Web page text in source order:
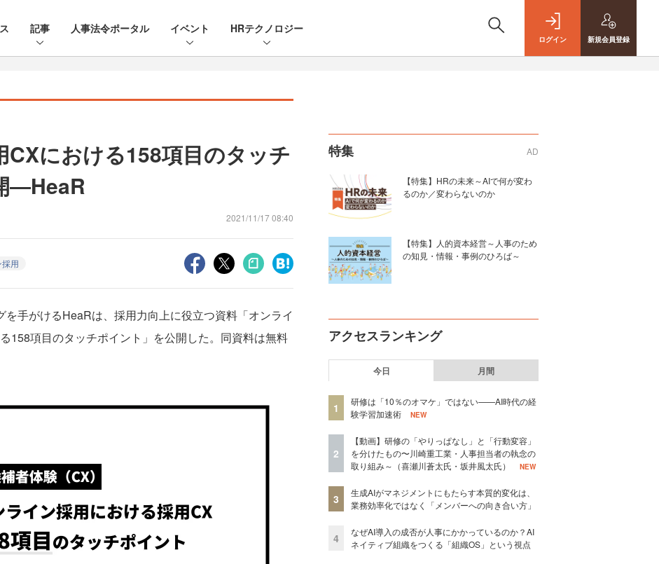
記事 人事法令ポータル イベント HRテクノロジー
ログイン 新規会員登録
CXにおける158項目のタッチ
―HeaR
2021/11/17 08:40
用
手がけるHeaRは、採用力向上に役立つ資料「オンライ
158項目のタッチポイント」を公開した。同資料は無料
特集 AD
【特集】HRの未来～AIで何が変わ
るのか／変わらないのか
【特集】人的資本経営～人事のため
の知見・情報・事例のひろば～
アクセスランキング
今日 月間
1
研修は「10％のオマケ」ではない——AI時代の経
験学習加速術
NEW
2
【動画】研修の「やりっぱなし」と「行動変容」
を分けたもの〜川崎重工業・人事担当者の執念の
取り組み～（喜瀬川蒼太氏・坂井風太氏）
NEW
3
生成AIがマネジメントにもたらす本質的変化は、
業務効率化ではなく「メンバーへの向き合い方」
4
なぜAI導入の成否が人事にかかっているのか？AI
ネイティブ組織をつくる「組織OS」という視点